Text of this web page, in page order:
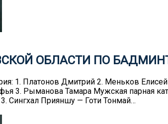
ОБЛАСТИ ПО
1. Платонов Дмитрий 2. Меньков
3. Рыманова Тамара Мужская парная
Сингхал Прияншу — Готи Тонмай…